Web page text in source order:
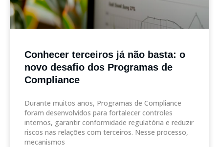
Conhecer terceiros já não basta: o
novo desafio dos Programas de
Compliance
Durante muitos anos, Programas de Compliance
foram desenvolvidos para fortalecer controles
internos, garantir conformidade regulatória e reduzir
riscos nas relações com terceiros. Nesse processo,
mecanismos